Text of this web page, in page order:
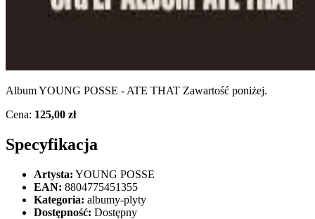
Album YOUNG POSSE - ATE THAT Zawartość poniżej.
Cena: 125,00 zł
Specyfikacja
Artysta: YOUNG POSSE
EAN: 8804775451355
Kategoria: albumy-plyty
Dostępność: Dostępny